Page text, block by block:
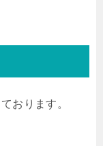
おります。